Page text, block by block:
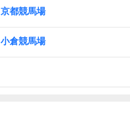
京都競馬場
小倉競馬場